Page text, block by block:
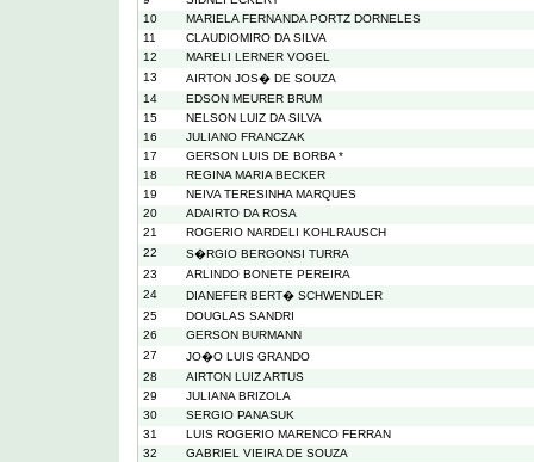
10
MARIELA FERNANDA PORTZ DORNELES
11
CLAUDIOMIRO DA SILVA
12
MARELI LERNER VOGEL
13
AIRTON JOS� DE SOUZA
14
EDSON MEURER BRUM
15
NELSON LUIZ DA SILVA
16
JULIANO FRANCZAK
17
GERSON LUIS DE BORBA *
18
REGINA MARIA BECKER
19
NEIVA TERESINHA MARQUES
20
ADAIRTO DA ROSA
21
ROGERIO NARDELI KOHLRAUSCH
22
S�RGIO BERGONSI TURRA
23
ARLINDO BONETE PEREIRA
24
DIANEFER BERT� SCHWENDLER
25
DOUGLAS SANDRI
26
GERSON BURMANN
27
JO�O LUIS GRANDO
28
AIRTON LUIZ ARTUS
29
JULIANA BRIZOLA
30
SERGIO PANASUK
31
LUIS ROGERIO MARENCO FERRAN
32
GABRIEL VIEIRA DE SOUZA